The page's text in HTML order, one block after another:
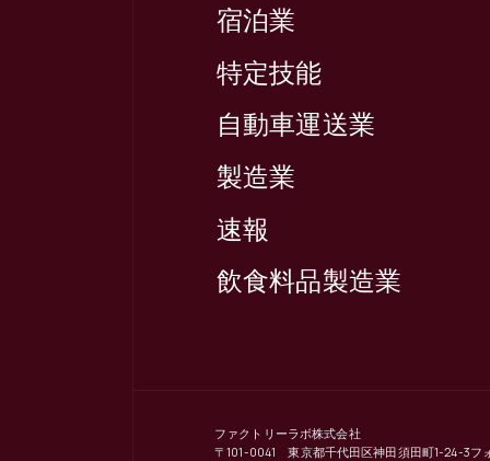
宿泊業
特定技能
自動車運送業
製造業
速報
飲食料品製造業
ファクトリーラボ株式会社
〒101-0041 東京都千代田区神田須田町1-24-3フ